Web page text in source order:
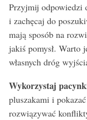
Przyjmij odpowiedzi
i zachęcaj do
mają sposób na
jakiś pomysł. Warto
własnych dróg
Wykorzystaj
pluszakami i
rozwiązywać